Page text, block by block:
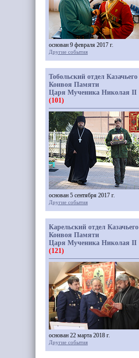
основан 9 февраля 2017 г.
Другие события
Тобольский отдел Казачьего
Конвоя Памяти
Царя Мученика Николая II
(101)
основан 5 сентября 2017 г.
Другие события
Карельский отдел Казачьего
Конвоя Памяти
Царя Мученика Николая II
(121)
основан 22 марта 2018 г.
Другие события